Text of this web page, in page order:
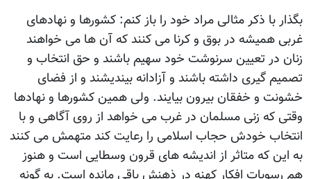
بگذار با ذکر مثالی مراد خود را باز کنم: کشورها و نهادهای
غربی همیشه در بوق و کرنا می کنند که آن ها می خواهند
زنان در تعیین سرنوشت خود سهیم باشند و حق انتخاب و
تصمیم گیری داشته باشند و آزادانه بیندیشند و از فضای
خشونت و خفقان بیرون بیایند. ولی همین کشورها و نهادها
وقتی که زنی مسلمان در غرب می خواهد از روی آگاهی و با
انتخاب خودش حجاب اسلامی را رعایت کند متهمش می کنند
به این که متاثر از اندیشه های قرون وسطایی است و هنوز
هم رسوبات افکار کهنه در ذهنش باقی مانده است. به گونه